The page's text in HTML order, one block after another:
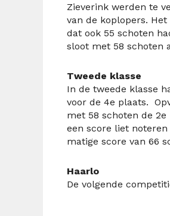
Zieverink werden te
van de koplopers.
dat ook 55 schoten
sloot met 58 schoten
Tweede klasse
In de tweede klasse
voor de 4e plaats.
met 58 schoten de 2e
een score liet
matige score van 66
Haarlo
De volgende